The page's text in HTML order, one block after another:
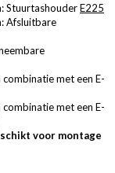
StuurtashouderE225
Afsluitbare
met een E-
met een E-
voor montage